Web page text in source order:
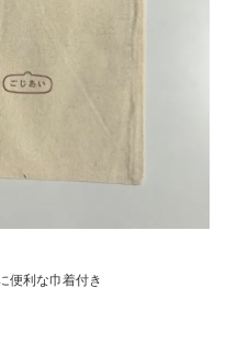
便利な巾着付き